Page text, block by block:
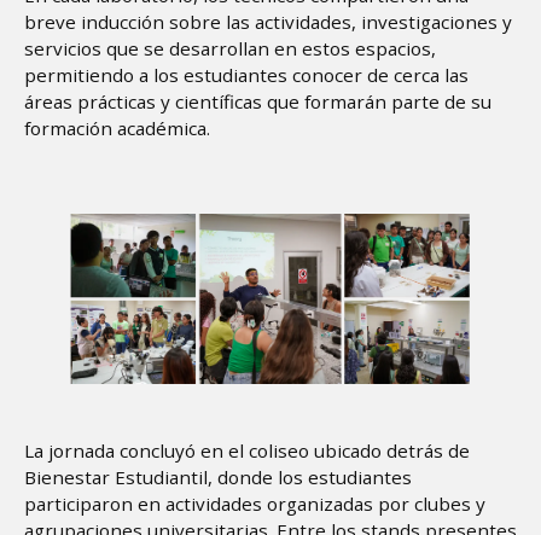
breve inducción sobre las actividades, investigaciones y
servicios que se desarrollan en estos espacios,
permitiendo a los estudiantes conocer de cerca las
áreas prácticas y científicas que formarán parte de su
formación académica.
Image
La jornada concluyó en el coliseo ubicado detrás de
Bienestar Estudiantil, donde los estudiantes
participaron en actividades organizadas por clubes y